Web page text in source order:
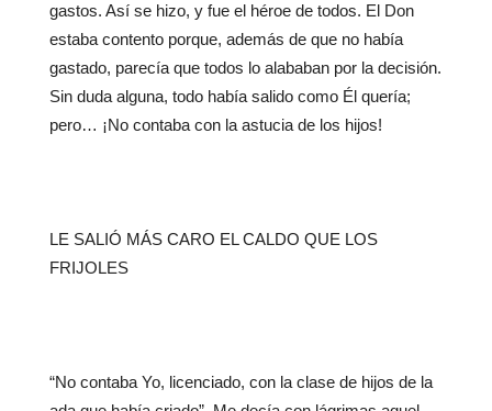
gastos. Así se hizo, y fue el héroe de todos. El Don
estaba contento porque, además de que no había
gastado, parecía que todos lo alababan por la decisión.
Sin duda alguna, todo había salido como Él quería;
pero… ¡No contaba con la astucia de los hijos!
LE SALIÓ MÁS CARO EL CALDO QUE LOS
FRIJOLES
“No contaba Yo, licenciado, con la clase de hijos de la